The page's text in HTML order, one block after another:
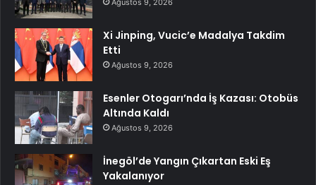
Ağustos 9, 2026
Xi Jinping, Vucic’e Madalya Takdim
Etti
Ağustos 9, 2026
Esenler Otogarı’nda İş Kazası: Otobüs
Altında Kaldı
Ağustos 9, 2026
İnegöl’de Yangın Çıkartan Eski Eş
Yakalanıyor